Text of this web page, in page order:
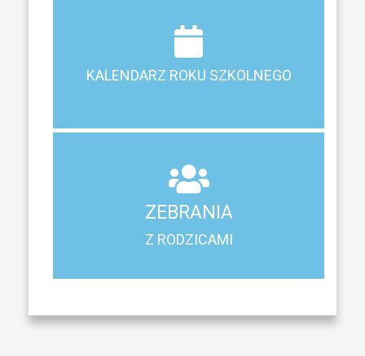
KALENDARZ ROKU SZKOLNEGO
KALENDARZ ROKU SZKOLNEGO
Terminy ferii, matur, zebrań i klasyfikacji
ZEBRANIA
Z RODZICAMI
Z RODZICAMI
Harmonogram spotkań i konsultacji z rodzicami